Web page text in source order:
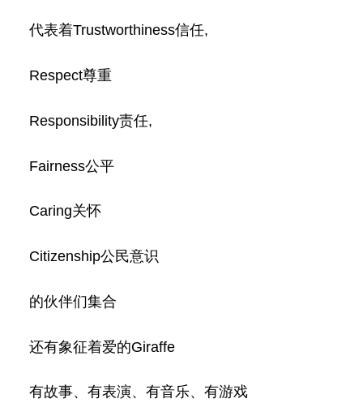
代表着Trustworthiness信任,
Respect尊重
Responsibility责任,
Fairness公平
Caring关怀
Citizenship公民意识
的伙伴们集合
还有象征着爱的Giraffe
有故事、有表演、有音乐、有游戏